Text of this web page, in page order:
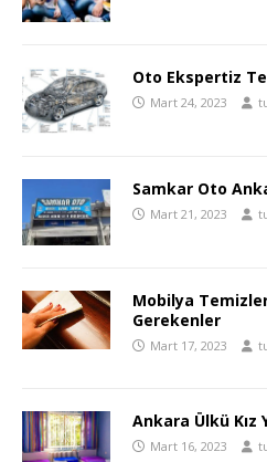
Oto Ekspertiz
Mart 24, 2023
Samkar Oto
Mart 21, 2023
Mobilya
Gerekenler
Mart 17, 2023
Ankara Ülkü Kız
Mart 16, 2023